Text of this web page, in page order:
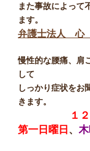
また事故によって
ます。
弁護士法人 心
慢性的な腰痛、肩
して
しっかり症状をお
きます。
１
第一日曜日 、 木